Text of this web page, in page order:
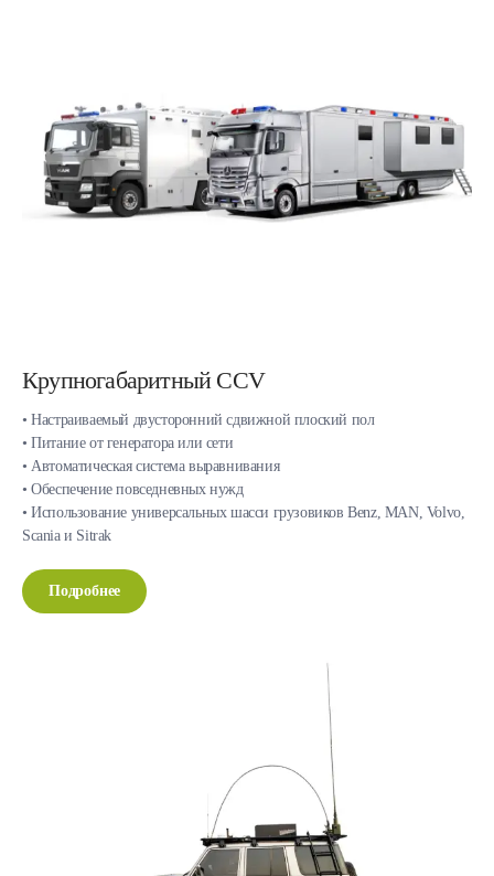
Крупногабаритный CCV
• Настраиваемый двусторонний сдвижной плоский пол
• Питание от генератора или сети
• Автоматическая система выравнивания
• Обеспечение повседневных нужд
• Использование универсальных шасси грузовиков Benz, MAN, Volvo,
Scania и Sitrak
Подробнее